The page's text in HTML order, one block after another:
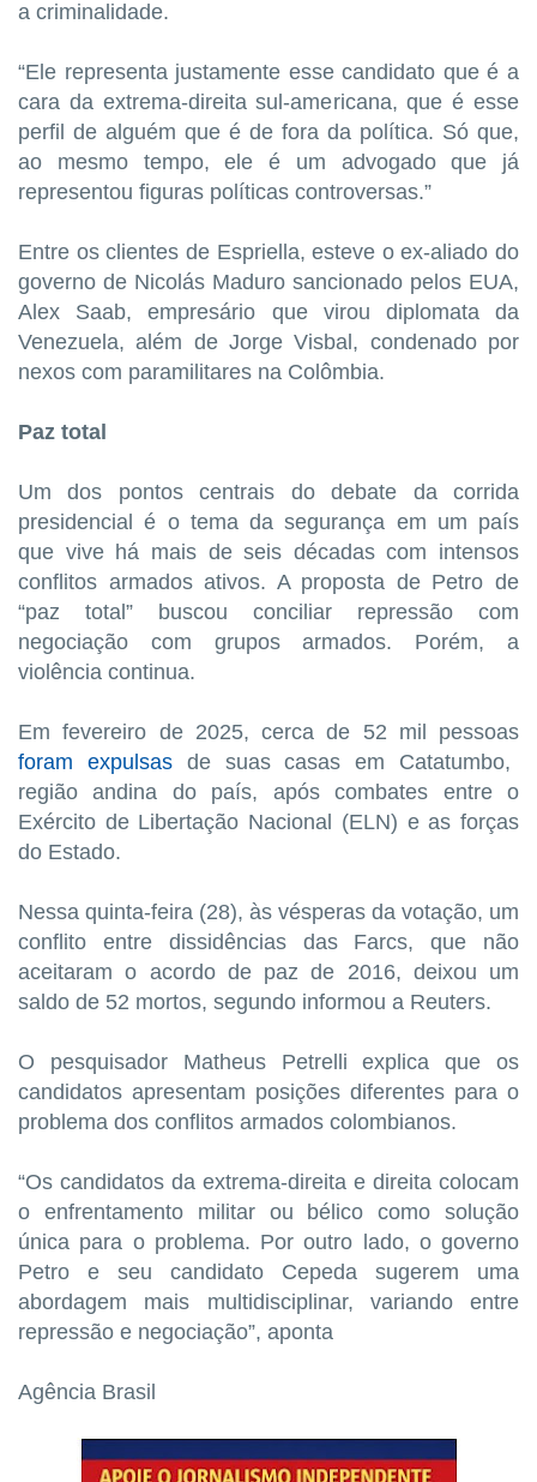
a criminalidade.
“Ele representa justamente esse candidato que é a
cara da extrema-direita sul-americana, que é esse
perfil de alguém que é de fora da política. Só que,
ao mesmo tempo, ele é um advogado que já
representou figuras políticas controversas.”
Entre os clientes de Espriella, esteve o ex-aliado do
governo de Nicolás Maduro sancionado pelos EUA,
Alex Saab, empresário que virou diplomata da
Venezuela, além de Jorge Visbal, condenado por
nexos com paramilitares na Colômbia.
Paz total
Um dos pontos centrais do debate da corrida
presidencial é o tema da segurança em um país
que vive há mais de seis décadas com intensos
conflitos armados ativos. A proposta de Petro de
“paz total” buscou conciliar repressão com
negociação com grupos armados. Porém, a
violência continua.
Em fevereiro de 2025, cerca de 52 mil pessoas
foram expulsasde suas casas em Catatumbo,
região andina do país, após combates entre o
Exército de Libertação Nacional (ELN) e as forças
do Estado.
Nessa quinta-feira (28), às vésperas da votação, um
conflito entre dissidências das Farcs, que não
aceitaram o acordo de paz de 2016, deixou um
saldo de 52 mortos, segundo informou a Reuters.
O pesquisador Matheus Petrelli explica que os
candidatos apresentam posições diferentes para o
problema dos conflitos armados colombianos.
“Os candidatos da extrema-direita e direita colocam
o enfrentamento militar ou bélico como solução
única para o problema. Por outro lado, o governo
Petro e seu candidato Cepeda sugerem uma
abordagem mais multidisciplinar, variando entre
repressão e negociação”, aponta
Agência Brasil